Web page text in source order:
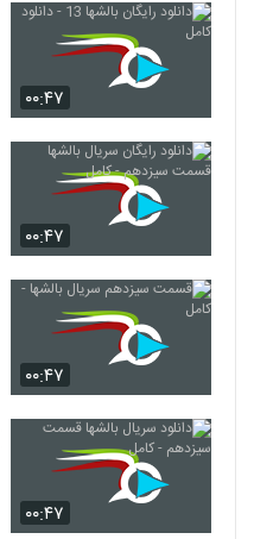
۰۰:۴۷
۰۰:۴۷
۰۰:۴۷
۰۰:۴۷